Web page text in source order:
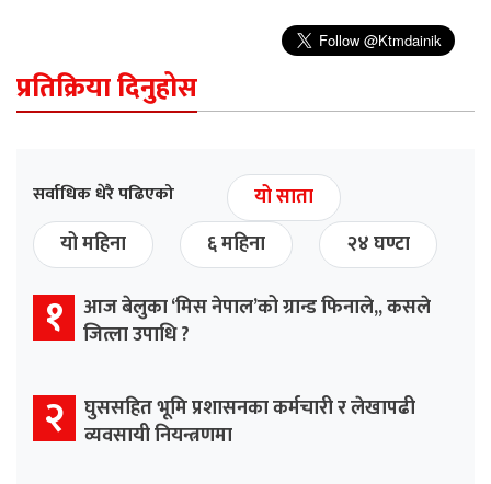
प्रतिक्रिया दिनुहोस
सर्वाधिक धेरै पढिएको
यो साता
यो महिना
६ महिना २४ घण्टा
१ आज बेलुका ‘मिस नेपाल’को ग्रान्ड फिनाले,, कसले
जित्ला उपाधि ?
२ घुससहित भूमि प्रशासनका कर्मचारी र लेखापढी
व्यवसायी नियन्त्रणमा